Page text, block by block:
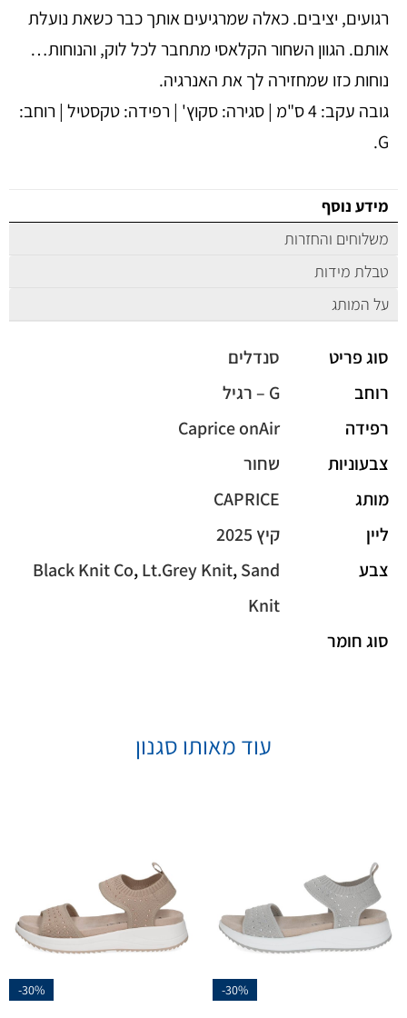
רגועים, יציבים. כאלה שמרגיעים אותך כבר כשאת נועלת
אותם. הגוון השחור הקלאסי מתחבר לכל לוק, והנוחות…
נוחות כזו שמחזירה לך את האנרגיה.
גובה עקב: 4 ס"מ | סגירה: סקוץ' | רפידה: טקסטיל | רוחב:
G.
מידע נוסף
משלוחים והחזרות
טבלת מידות
על המותג
סוג פריט
סנדלים
רוחב
G – רגיל
רפידה
Caprice onAir
צבעוניות
שחור
מותג
CAPRICE
ליין
קיץ 2025
צבע
Black Knit Co,Lt.Grey Knit,Sand
Knit
סוג חומר
עוד מאותו סגנון
-30%
-30%